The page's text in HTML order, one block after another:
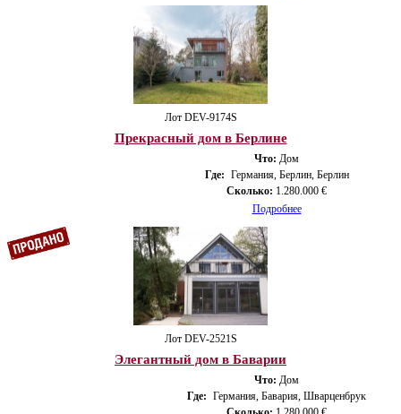
Лот DEV-9174S
Прекрасный дом в Берлине
Что: Дом
Где: Германия, Берлин, Берлин
Сколько: 1.280.000 €
Подробнее
Лот DEV-2521S
Элегантный дом в Баварии
Что: Дом
Где: Германия, Бавария, Шварценбрук